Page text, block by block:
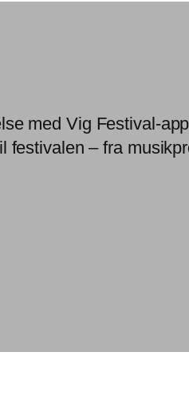
med Vig Festival-
festivalen – fra